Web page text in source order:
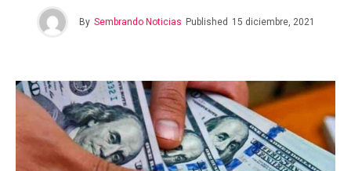
By Sembrando Noticias Published 15 diciembre, 2021